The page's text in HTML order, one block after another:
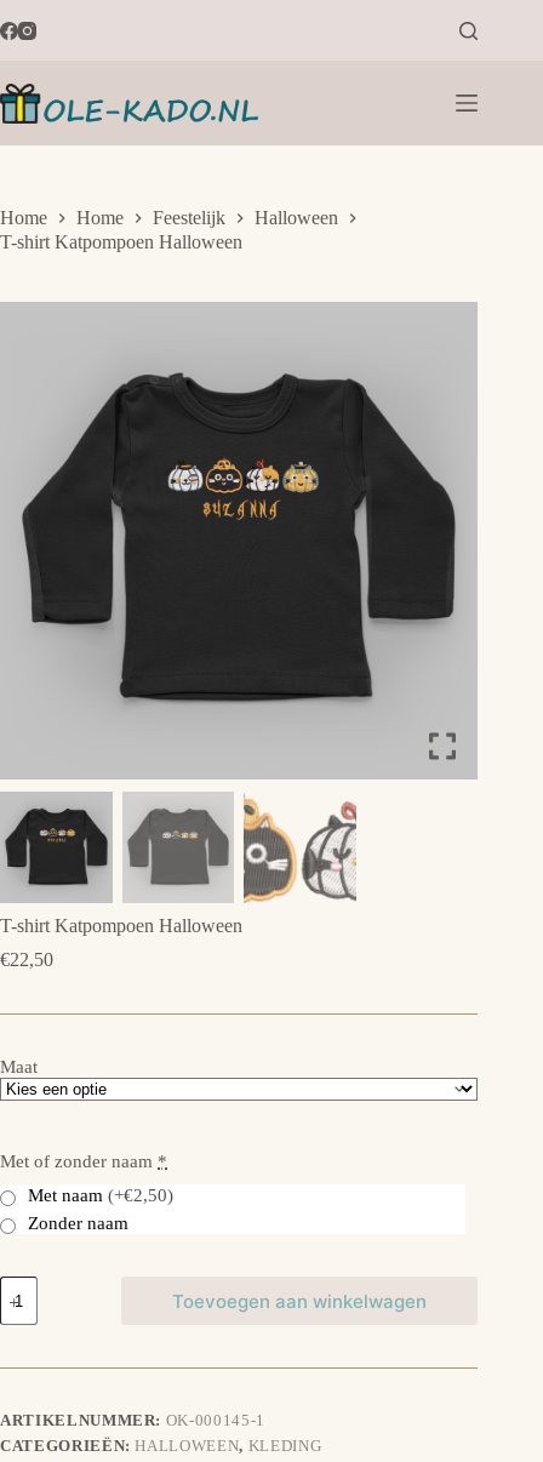
naar
Home Home Feestelijk
Halloween
T-shirt Katpompoen Halloween
T-shirt Katpompoen Halloween
€22,50
Maat
Met of zonder naam *
Met naam (+€2,50)
Zonder naam
T-
shirt
Katpompoen
aantal
Toevoegen aan winkelwagen
ARTIKELNUMMER: OK-000145-1
CATEGORIEËN:HALLOWEEN, KLEDING